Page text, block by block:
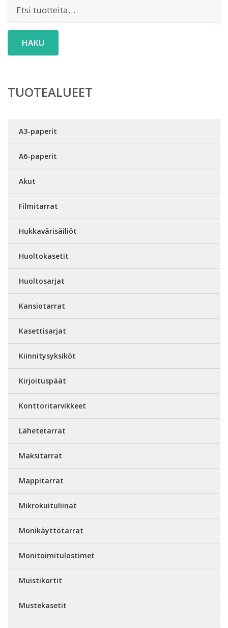
HAKU
TUOTEALUEET
A3-paperit
A6-paperit
Akut
Filmitarrat
Hukkavärisäiliöt
Huoltokasetit
Huoltosarjat
Kansiotarrat
Kasettisarjat
Kiinnitysyksiköt
Kirjoituspäät
Konttoritarvikkeet
Lähetetarrat
Maksitarrat
Mappitarrat
Mikrokuituliinat
Monikäyttötarrat
Monitoimitulostimet
Muistikortit
Mustekasetit